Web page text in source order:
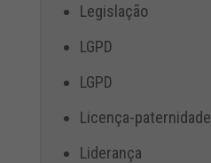
Legislação
LGPD
LGPD
Licença-paternidade
Liderança